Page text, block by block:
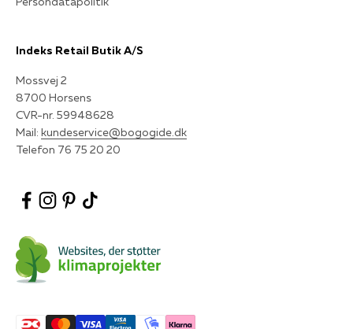
Indeks Retail Butik A/S
Mossvej 2
8700 Horsens
CVR-nr. 59948628
Mail: kundeservice@bogogide.dk
Telefon 76 75 20 20